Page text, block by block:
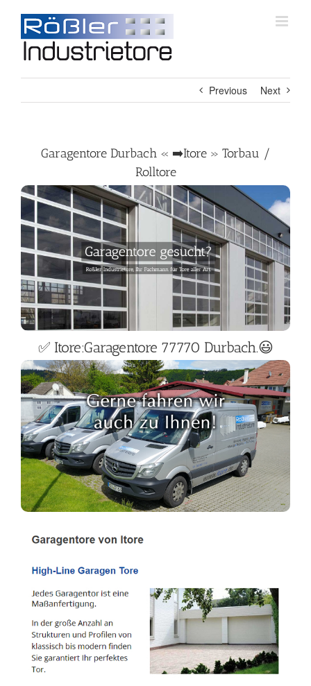
content
Previous Next
Garagentore Durbach « ➡️Itore » Torbau /
Rolltore
✅ Itore:Garagentore 77770 Durbach.😃